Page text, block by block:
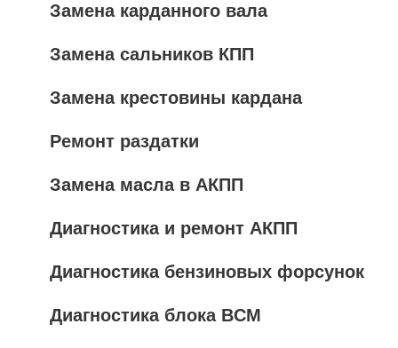
Замена карданного вала
Замена сальников КПП
Замена крестовины кардана
Ремонт раздатки
Замена масла в АКПП
Диагностика и ремонт АКПП
Диагностика бензиновых форсунок
Диагностика блока BCM